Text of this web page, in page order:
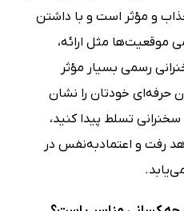
و مؤثر است و با داشتن
موقعیت‌ها مثل ارائه،
رسمی بسیار مؤثر
حرفه‌ای خودتان را نشان
تسلط پیدا کنید،
رفت و اعتمادبه‌نفس در